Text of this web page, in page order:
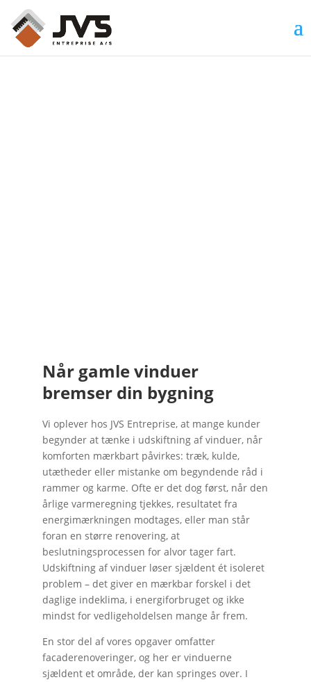
Når gamle vinduer
bremser din bygning
Vi oplever hos JVS Entreprise, at mange kunder
begynder at tænke i udskiftning af vinduer, når
komforten mærkbart påvirkes: træk, kulde,
utætheder eller mistanke om begyndende råd i
rammer og karme. Ofte er det dog først, når den
årlige varmeregning tjekkes, resultatet fra
energimærkningen modtages, eller man står
foran en større renovering, at
beslutningsprocessen for alvor tager fart.
Udskiftning af vinduer løser sjældent ét isoleret
problem – det giver en mærkbar forskel i det
daglige indeklima, i energiforbruget og ikke
mindst for vedligeholdelsen mange år frem.
En stor del af vores opgaver omfatter
facaderenoveringer, og her er vinduerne
sjældent et område, der kan springes over. I